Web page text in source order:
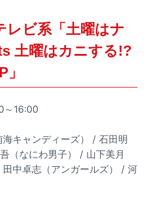
レビ系「土曜はナ
土曜はカニする!?
～16:00
キャンディーズ） / 石田明
（なにわ男子） / 山下美月
中卓志（アンガールズ） / 河